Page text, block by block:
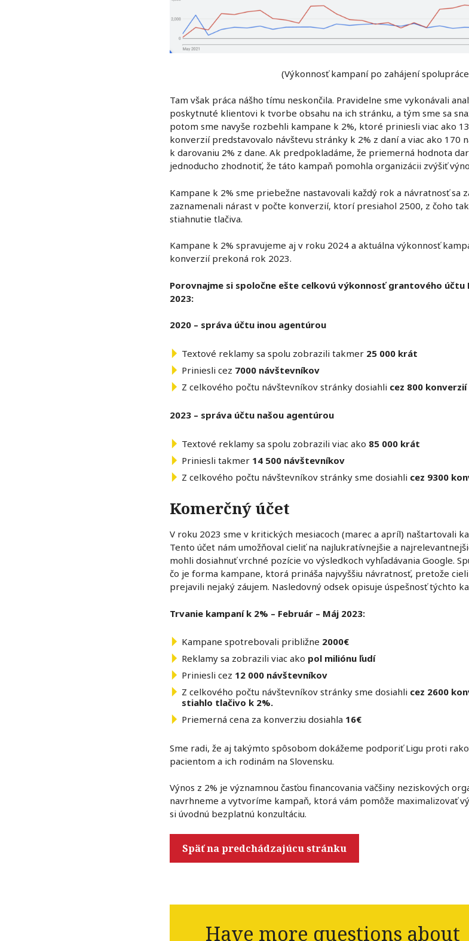
(Výkonnosť kampaní po zahájení
Tam však práca nášho tímu neskončila. Pravidelne sme vykonávali
poskytnuté klientovi k tvorbe obsahu na ich stránku, a tým sme sa
potom sme navyše rozbehli kampane k 2%, ktoré priniesli viac ako
konverzií predstavovalo návštevu stránky k 2% z daní a viac ako 170
k darovaniu 2% z dane. Ak predpokladáme, že priemerná hodnota
jednoducho zhodnotiť, že táto kampaň pomohla organizácii zvýšiť
Kampane k 2% sme priebežne nastavovali každý rok a návratnosť sa
zaznamenali nárast v počte konverzií, ktorí presiahol 2500, z čoho
stiahnutie tlačiva.
Kampane k 2% spravujeme aj v roku 2024 a aktuálna výkonnosť
konverzií prekoná rok 2023.
Porovnajme si spoločne ešte celkovú výkonnosť grantového
2023:
2020 – správa účtu inou agentúrou
Textové reklamy sa spolu zobrazili takmer 25 000 krát
Priniesli cez 7000 návštevníkov
Z celkového počtu návštevníkov stránky dosiahli cez 800 konverzií
2023 – správa účtu našou agentúrou
Textové reklamy sa spolu zobrazili viac ako 85 000 krát
Priniesli takmer 14 500 návštevníkov
Z celkového počtu návštevníkov stránky sme dosiahli cez 9300
Komerčný účet
V roku 2023 sme v kritických mesiacoch (marec a apríl) naštartovali
Tento účet nám umožňoval cieliť na najlukratívnejšie a
mohli dosiahnuť vrchné pozície vo výsledkoch vyhľadávania Google.
čo je forma kampane, ktorá prináša najvyššiu návratnosť, pretože
prejavili nejaký záujem. Nasledovný odsek opisuje úspešnosť týchto
Trvanie kampaní k 2% – Február – Máj 2023:
Kampane spotrebovali približne 2000€
Reklamy sa zobrazili viac ako pol miliónu ľudí
Priniesli cez 12 000 návštevníkov
Z celkového počtu návštevníkov stránky sme dosiahli cez 2600
stiahlo tlačivo k 2%.
Priemerná cena za konverziu dosiahla 16€
Sme radi, že aj takýmto spôsobom dokážeme podporiť Ligu proti
pacientom a ich rodinám na Slovensku.
Výnos z 2% je významnou časťou financovania väčšiny neziskových
navrhneme a vytvoríme kampaň, ktorá vám pomôže maximalizovať
si úvodnú bezplatnú konzultáciu.
Späť na predchádzajúcu stránku
Have more questions about